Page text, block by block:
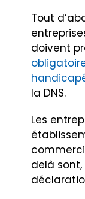
Tout
doivent
la DNS.
Les
delà